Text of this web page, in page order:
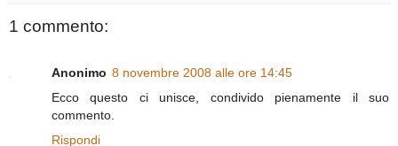
1 commento:
Anonimo 8 novembre 2008 alle ore 14:45
Ecco questo ci unisce, condivido pienamente il suo
commento.
Rispondi